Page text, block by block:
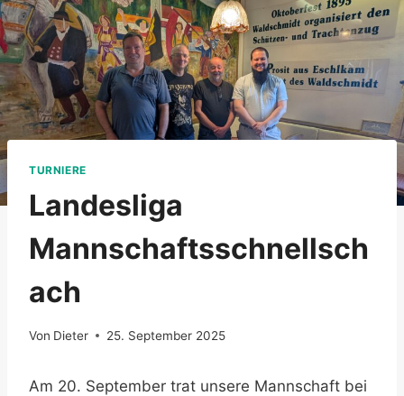
TURNIERE
Landesliga
Mannschaftsschnellsch
ach
Von Dieter 25. September 2025
Am 20. September trat unsere Mannschaft bei